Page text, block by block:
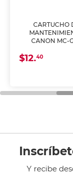
CARTUCHO
CANON MC-
$12.40
Y recibe